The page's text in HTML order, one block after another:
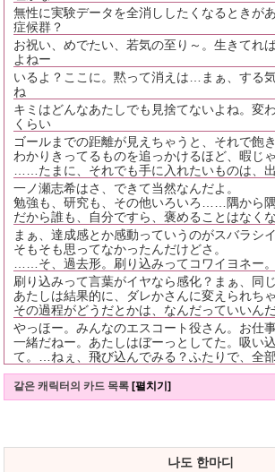
無性に実験データを全消ししたくなるときが
症候群？
お祝い、めでたい、若気の至り～。生きてれ
よねー
いるよ？ここに。黙って消えは…まぁ、する
ね
キミはどんなあたしでも見捨てないよね。変
くらい
ゴールまでの距離が見えちゃうと、それで飽
わかりきってるものを追っかけるほど、暇じゃ
……たまに、それでも手に入れたいものは、
一ノ瀬志希はさ、できて当然なんだよ。
勉強も、研究も、その他いろいろ……隅から隅
だから誰も、自分ですら、褒めることはなく
まぁ、達成感とか感動っていうのがスバラシイ
そもそも思ってなかったんだけどさ。
……そ、過去形。刷り込みってコワイヨネー。
刷り込みって言葉がイヤなら感化？まぁ、同じ
あたしは結果的に、ダレかさんに変えられちゃ
その過程がどうだとかは、なんだっていいんだ
やっほー。みんなのエスコート役さん。お仕
一緒だねー。あたしはぼーっとしてた。吸い
て。…ねぇ、飛び込んでみる？ふたりで、全
같은 캐릭터의 카드 목록[펼치기]
나도 한마디